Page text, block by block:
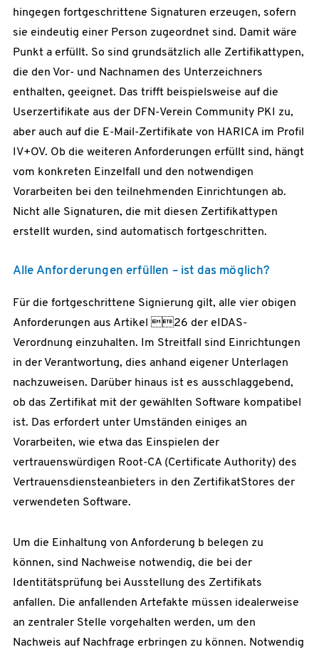
hingegen fortgeschrittene Signaturen erzeugen, sofern
sie eindeutig einer Person zugeordnet sind. Damit wäre
Punkt a erfüllt. So sind grundsätzlich alle Zertifikattypen,
die den Vor- und Nachnamen des Unterzeichners
enthalten, geeignet. Das trifft beispielsweise auf die
Userzertifikate aus der DFN-Verein Community PKI zu,
aber auch auf die E-Mail-Zertifikate von HARICA im Profil
IV+OV. Ob die weiteren Anforderungen erfüllt sind, hängt
vom konkreten Einzelfall und den notwendigen
Vorarbeiten bei den teilnehmenden Einrichtungen ab.
Nicht alle Signaturen, die mit diesen Zertifikattypen
erstellt wurden, sind automatisch fortgeschritten.
Alle Anforderungen erfüllen – ist das möglich?
Für die fortgeschrittene Signierung gilt, alle vier obigen
Anforderungen aus Artikel 26 der eIDAS-
Verordnung einzuhalten. Im Streitfall sind Einrichtungen
in der Verantwortung, dies anhand eigener Unterlagen
nachzuweisen. Darüber hinaus ist es ausschlaggebend,
ob das Zertifikat mit der gewählten Software kompatibel
ist. Das erfordert unter Umständen einiges an
Vorarbeiten, wie etwa das Einspielen der
vertrauenswürdigen Root-CA (Certificate Authority) des
Vertrauensdiensteanbieters in den ZertifikatStores der
verwendeten Software.
Um die Einhaltung von Anforderung b belegen zu
können, sind Nachweise notwendig, die bei der
Identitätsprüfung bei Ausstellung des Zertifikats
anfallen. Die anfallenden Artefakte müssen idealerweise
an zentraler Stelle vorgehalten werden, um den
Nachweis auf Nachfrage erbringen zu können. Notwendig